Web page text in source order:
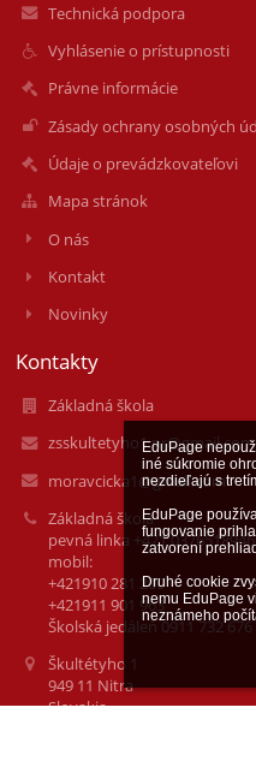
EduPage
iné súkromie
nezdieľajú s
EduPage
fungovanie
zatvorení
Druhé cookie
nemu EduPage
neznámeho
Technická podpora
Vyhlásenie o prístupnosti
Právne informácie
Zásady ochrany osobných
Údaje o prevádzkovateľovi
Mapa stránok
O nás
Kontakt
Novinky
Kontakty
Základná škola
zsskultetyho1.nr@gmail.com
moravcicka1@gmail.com
Základná škola
pevná linka +421 0376518946
mobil:
+421910 281 200
+421911 901 963
Školská jedáleň 0911 732 676
Škultétyho 1
949 11 Nitra
Slovakia